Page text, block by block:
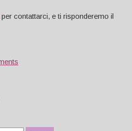
per contattarci, e ti risponderemo il